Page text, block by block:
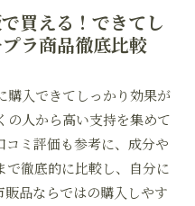
買える！できてし
ラ商品徹底比較
購入できてしっかり効果が
の人から高い支持を集めて
コミ評価も参考に、成分や
で徹底的に比較し、自分に
品ならではの購入しやす